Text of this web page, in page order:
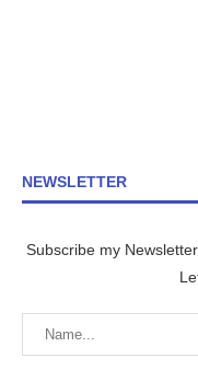
NEWSLETTER
Subscribe my